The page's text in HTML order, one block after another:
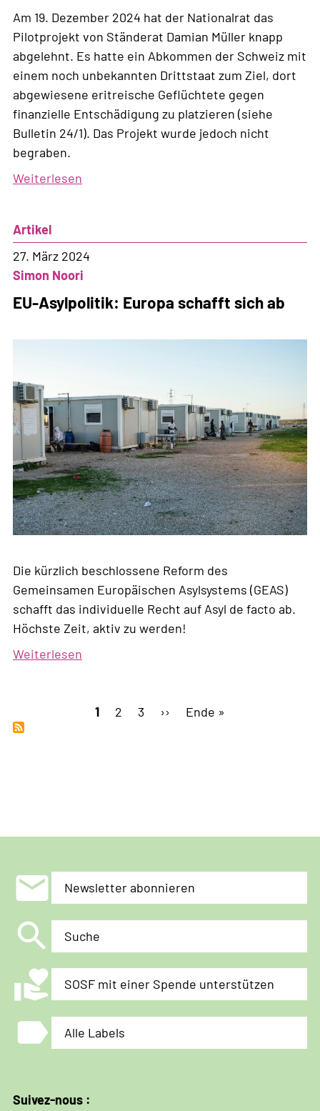
Am 19. Dezember 2024 hat der Nationalrat das
Pilotprojekt von Ständerat Damian Müller knapp
abgelehnt. Es hatte ein Abkommen der Schweiz mit
einem noch unbekannten Drittstaat zum Ziel, dort
abgewiesene eritreische Geflüchtete gegen
finanzielle Entschädigung zu platzieren (siehe
Bulletin 24/1). Das Projekt wurde jedoch nicht
begraben.
Weiterlesen
dem
Rücken
von
Geflüchteten
Artikel
27. März 2024
Simon Noori
EU-Asylpolitik: Europa schafft sich ab
Die kürzlich beschlossene Reform des
Gemeinsamen Europäischen Asylsystems (GEAS)
schafft das individuelle Recht auf Asyl de facto ab.
Höchste Zeit, aktiv zu werden!
Weiterlesen
Europa
Seitennummerierung
Aktuelle
1 Page
2 Page
3
Nächste
››
Letzte
Ende »
mail Newsletter abonnieren
search Suche
volunteer_activism SOSF mit einer Spende unterstützen
label Alle Labels
Suivez-nous :